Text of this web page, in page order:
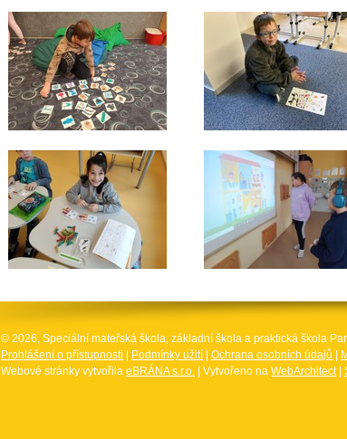
© 2026, Speciální mateřská škola, základní škola a praktická škola
Prohlášení o přístupnosti
Podmínky užití Ochrana osobních údajů
Webové stránky vytvořila eBRÁNA s.r.o. | Vytvořeno na WebArchitect|